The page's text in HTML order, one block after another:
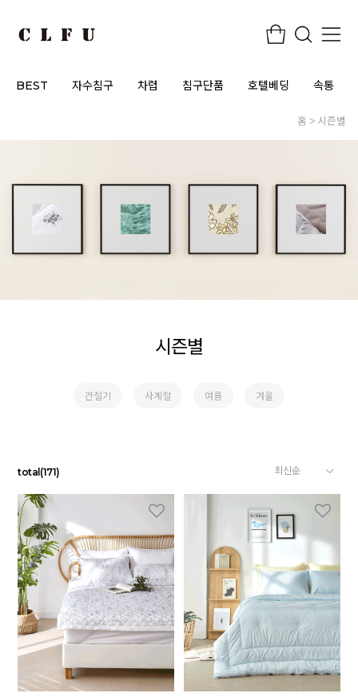
BEST 자수침구 차렵 침구단품 호텔베딩 속통
홈 시즌별
시즌별
간절기 사계절 여름 겨울
total (171)